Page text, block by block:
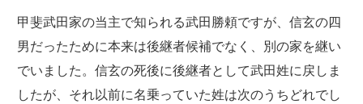
甲斐武田家の当主で知られる武田勝頼ですが、信玄の四
男だったために本来は後継者候補でなく、別の家を継い
でいました。信玄の死後に後継者として武田姓に戻しま
したが、それ以前に名乗っていた姓は次のうちどれでし